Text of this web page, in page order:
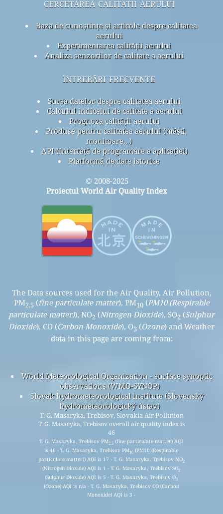
Baza de cunoștințe și articole despre calitatea
aerului
Experimentarea calității aerului
Analiza senzorilor de calitate a aerului
întrebări frecvente
Sursa datelor despre calitatea aerului
Calculul indicelui de calitate a aerului
Prognoza calității aerului
Produse pentru calitatea aerului (măști,
monitoare...)
API (Interfață de programare a aplicației)
Platformă de date istorice
© 2008-2025
Proiectul World Air Quality Index
The Data sources used for the Air Quality, Air Pollution,
PM2.5 (fine particulate matter), PM10(PM10 (Respirable
particulate matter)), NO2 (Nitrogen Dioxide), SO2 (Sulphur
Dioxide), CO (Carbon Monoxide), O3 (Ozone) and Weather
data in this page are coming from:
World Meteorological Organization - surface synoptic
observations (WMO-SYNOP)
Slovak hydrometeorological institute (Slovenský
hydrometeorologický ústav)
T. G. Masaryka, Trebisov, Slovakia Air Pollution
T. G. Masaryka, Trebisov overall air quality index is
46
T. G. Masaryka, Trebisov PM2.5 (fine particulate matter) AQI
is 46 - T. G. Masaryka, Trebisov PM10 (PM10 (Respirable
particulate matter)) AQI is 17 - T. G. Masaryka, Trebisov NO2
(Nitrogen Dioxide) AQI is 1 - T. G. Masaryka, Trebisov SO2
(Sulphur Dioxide) AQI is 5 - T. G. Masaryka, Trebisov O3
(Ozone) AQI is n/a - T. G. Masaryka, Trebisov CO (Carbon
Monoxide) AQI is 3 -